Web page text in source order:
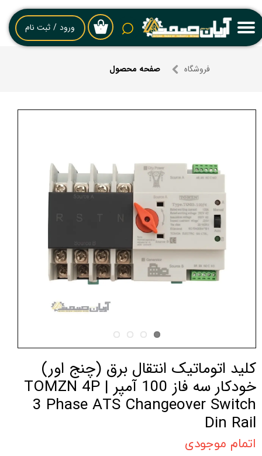
۰ ورود / ثبت نام
حساب کاربری من
خروج از حساب کاربری
فروشگاه صفحه محصول
کلید اتوماتیک انتقال برق (چنج‌ اور)
خودکار سه فاز 100 آمپر | TOMZN 4P
3 Phase ATS Changeover Switch
Din Rail
اتمام موجودی